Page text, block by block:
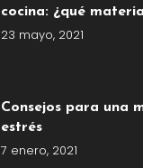
cocina: ¿qué
23 mayo, 2021
Consejos para una
estrés
7 enero, 2021